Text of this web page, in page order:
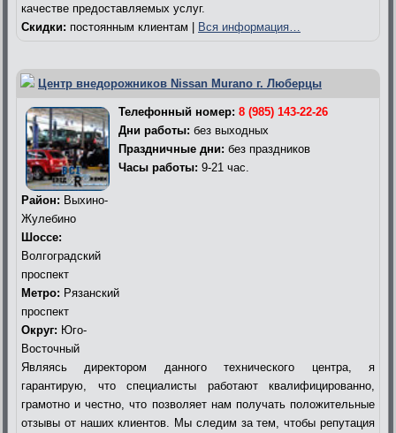
качестве предоставляемых услуг.
Скидки: постоянным клиентам | Вся информация…
Центр внедорожников Nissan Murano г. Люберцы
Телефонный номер: 8 (985) 143-22-26
Дни работы: без выходных
Праздничные дни: без праздников
Часы работы: 9-21 час.
Район: Выхино-
Жулебино
Шоссе:
Волгоградский
проспект
Метро: Рязанский
проспект
Округ: Юго-
Восточный
Являясь директором данного технического центра, я
гарантирую, что специалисты работают квалифицированно,
грамотно и честно, что позволяет нам получать положительные
отзывы от наших клиентов. Мы следим за тем, чтобы репутация